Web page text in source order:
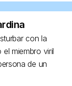
con la
miembro viril
de un